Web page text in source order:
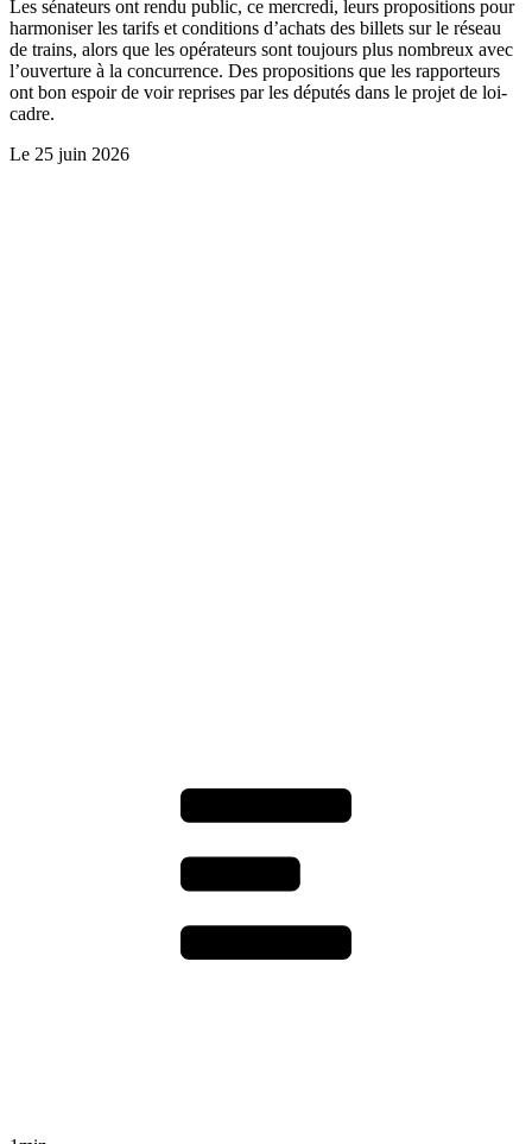
Les sénateurs ont rendu public, ce mercredi, leurs propositions pour
harmoniser les tarifs et conditions d’achats des billets sur le réseau
de trains, alors que les opérateurs sont toujours plus nombreux avec
l’ouverture à la concurrence. Des propositions que les rapporteurs
ont bon espoir de voir reprises par les députés dans le projet de loi-
cadre.
Le 25 juin 2026